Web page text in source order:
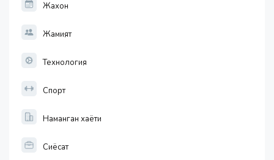
Жахон
Жамият
Технология
Спорт
Наманган хаёти
Сиёсат